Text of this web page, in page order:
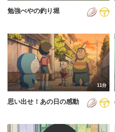
あいうえお順(降順)
動画が長い順
動画が短い順
2008年
2011年
2012年
2013年
2014年
勉強べやの釣り堀
11分
思い出せ！あの日の感動